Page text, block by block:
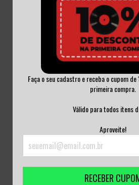
Faça o seu cadastro e receba o cupom
primeira compra.
Válido para todos itens
Aproveite!
RECEBER
GONCALVES CD
3x deR$5,00 sem juros